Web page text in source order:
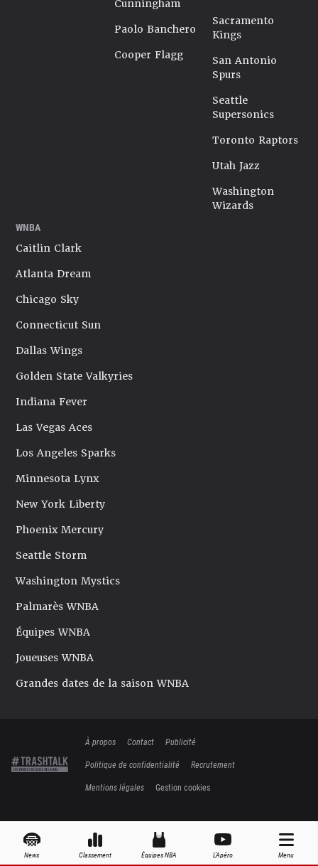
News Classement Équipes NBA L'Apéro Menu
Cunningham
Paolo Banchero
Cooper Flagg
Sacramento
Kings
San Antonio
Spurs
Seattle
Supersonics
Toronto Raptors
Utah Jazz
Washington
Wizards
WNBA
Caitlin Clark
Atlanta Dream
Chicago Sky
Connecticut Sun
Dallas Wings
Golden State Valkyries
Indiana Fever
Las Vegas Aces
Los Angeles Sparks
Minnesota Lynx
New York Liberty
Phoenix Mercury
Seattle Storm
Washington Mystics
Palmarès WNBA
Équipes WNBA
Joueuses WNBA
Grandes dates de la saison WNBA
À propos Contact
Publicité
Politique de confidentialité
Recrutement
Mentions légales
Gestion cookies